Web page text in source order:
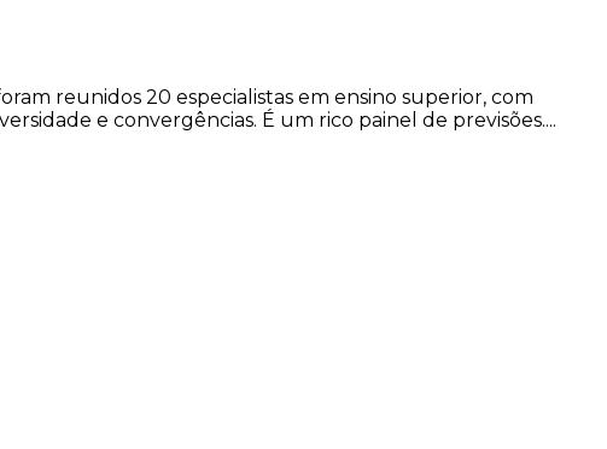
reunidos 20 especialistas em ensino superior, com
e convergências. É um rico painel de previsões....